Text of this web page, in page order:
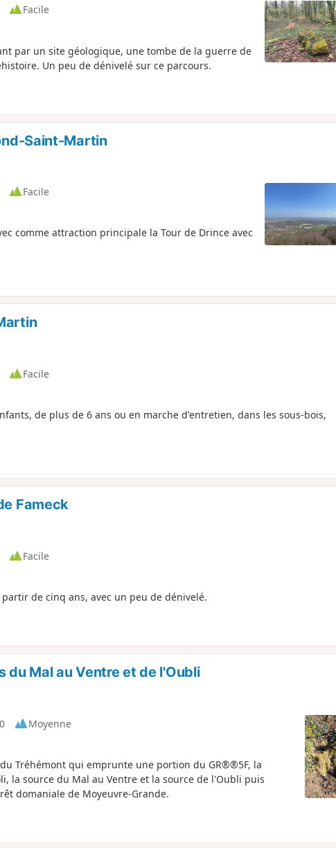
Facile
par un site géologique, une tombe de la guerre de
Un peu de dénivelé sur ce parcours.
Saint-Martin
Facile
comme attraction principale la Tour de Drince avec
Facile
de plus de 6 ans ou en marche d'entretien, dans les sous-bois,
Fameck
Facile
de cinq ans, avec un peu de dénivelé.
du Mal au Ventre et de l'Oubli
Moyenne
Tréhémont qui emprunte une portion du GR®®5F, la
la source du Mal au Ventre et la source de l'Oubli puis
domaniale de Moyeuvre-Grande.